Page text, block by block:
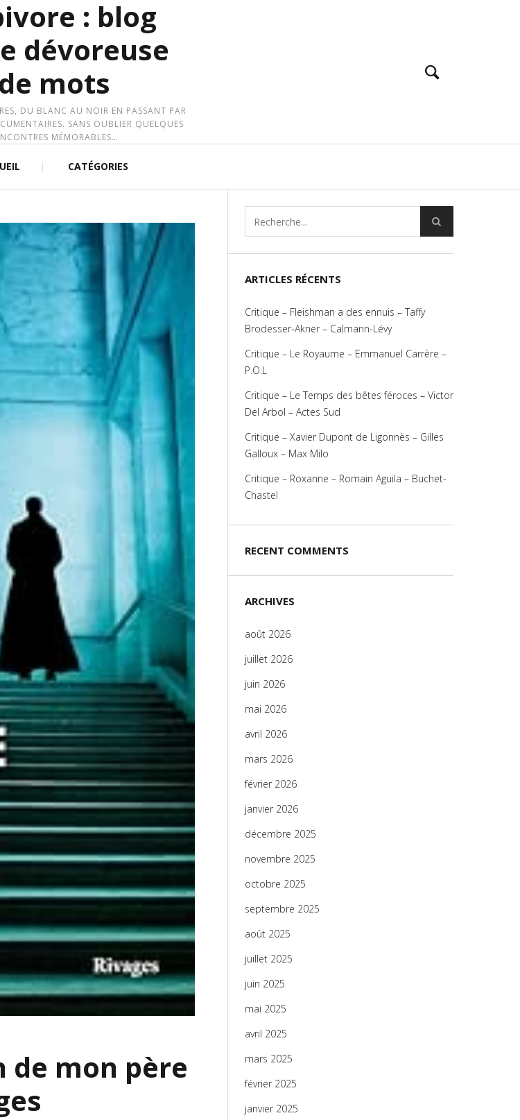
: blog
dévoreuse
de mots
DU BLANC AU NOIR EN PASSANT PAR
SANS OUBLIER QUELQUES
MÉMORABLES…
CATÉGORIES
de mon père
ARTICLES RÉCENTS
Critique – Fleishman a des ennuis – Taffy
Brodesser-Akner – Calmann-Lévy
Critique – Le Royaume – Emmanuel Carrère –
P.O.L
Critique – Le Temps des bêtes féroces – Victor
Del Arbol – Actes Sud
Critique – Xavier Dupont de Ligonnès – Gilles
Galloux – Max Milo
Critique – Roxanne – Romain Aguila – Buchet-
Chastel
RECENT COMMENTS
ARCHIVES
août 2026
juillet 2026
juin 2026
mai 2026
avril 2026
mars 2026
février 2026
janvier 2026
décembre 2025
novembre 2025
octobre 2025
septembre 2025
août 2025
juillet 2025
juin 2025
mai 2025
avril 2025
mars 2025
février 2025
janvier 2025